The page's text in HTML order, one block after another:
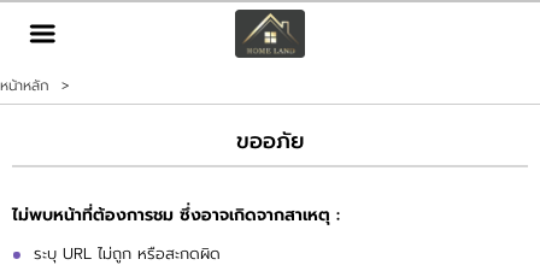
TH
เข้าสู่ระบบ สมัครสมาชิก
ทรัพย์สิน
หน้าหลัก >
ขออภัย
ไม่พบหน้าที่ต้องการชม ซึ่งอาจเกิดจากสาเหตุ :
ระบุ URL ไม่ถูก หรือสะกดผิด